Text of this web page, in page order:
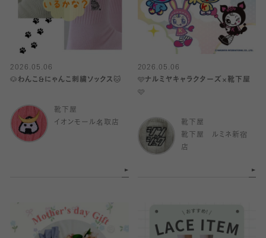
2026.05.06
🐶わんこ&にゃんこ刺繍ソックス🐱
靴下屋
イオンモール名取店
2026.05.06
🩵ナルミヤキャラクターズ×靴下屋
🩷
靴下屋
靴下屋 ルミネ新宿
店